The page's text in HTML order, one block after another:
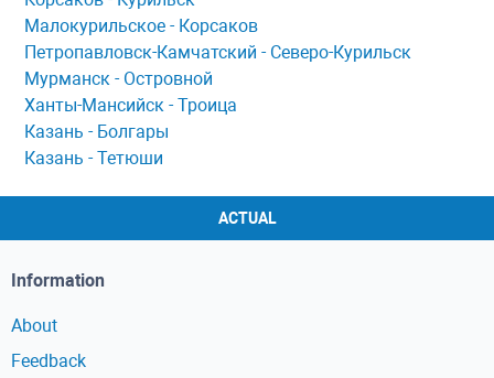
Мaлокурильское - Корсaков
Петропaвловск-Кaмчaтский - Северо-Курильск
Мурманск - Островной
Ханты-Мансийск - Троица
Казань - Болгары
Казань - Тетюши
ACTUAL
Information
About
Feedback